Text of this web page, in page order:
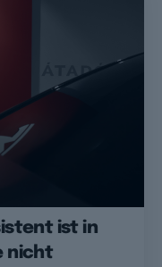
ist in
nicht